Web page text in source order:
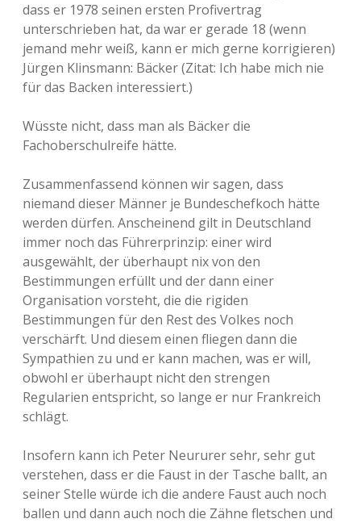
dass er 1978 seinen ersten Profivertrag
unterschrieben hat, da war er gerade 18 (wenn
jemand mehr weiß, kann er mich gerne korrigieren)
Jürgen Klinsmann: Bäcker (Zitat: Ich habe mich nie
für das Backen interessiert.)
Wüsste nicht, dass man als Bäcker die
Fachoberschulreife hätte.
Zusammenfassend können wir sagen, dass
niemand dieser Männer je Bundeschefkoch hätte
werden dürfen. Anscheinend gilt in Deutschland
immer noch das Führerprinzip: einer wird
ausgewählt, der überhaupt nix von den
Bestimmungen erfüllt und der dann einer
Organisation vorsteht, die die rigiden
Bestimmungen für den Rest des Volkes noch
verschärft. Und diesem einen fliegen dann die
Sympathien zu und er kann machen, was er will,
obwohl er überhaupt nicht den strengen
Regularien entspricht, so lange er nur Frankreich
schlägt.
Insofern kann ich Peter Neururer sehr, sehr gut
verstehen, dass er die Faust in der Tasche ballt, an
seiner Stelle würde ich die andere Faust auch noch
ballen und dann auch noch die Zähne fletschen und